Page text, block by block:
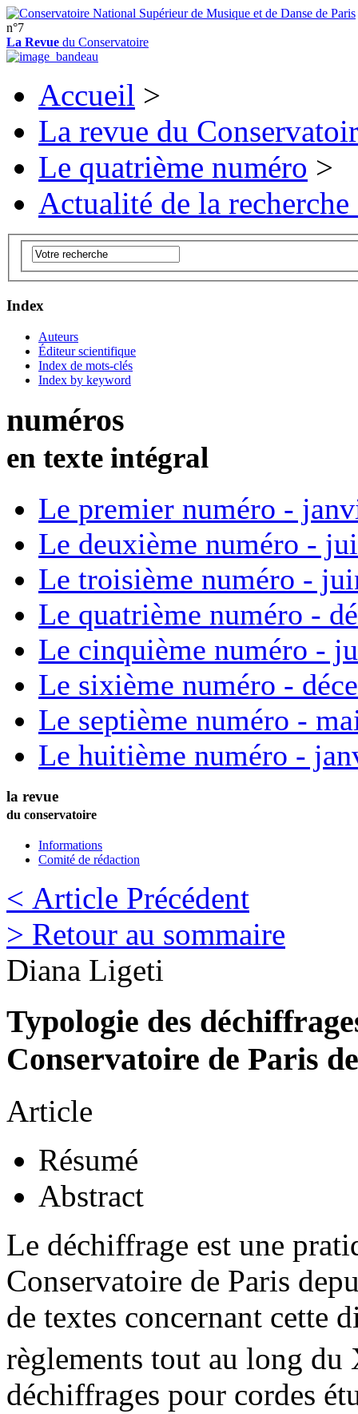
n°7
La Revue du Conservatoire
Accueil >
La revue du
Le quatrième numéro >
Actualité de la
Index
Auteurs
Éditeur scientifique
Index de mots-clés
Index by keyword
numéros
en texte intégral
Le premier numéro -
Le deuxième numéro -
Le troisième numéro -
Le quatrième numéro -
Le cinquième numéro -
Le sixième numéro -
Le septième numéro -
Le huitième numéro -
la revue
du conservatoire
Informations
Comité de rédaction
< Article Précédent
> Retour au sommaire
Diana Ligeti
Typologie des
Conservatoire de Paris
Article
Résumé
Abstract
Le déchiffrage est une
Conservatoire de Paris
de textes concernant cette
règlements tout au long
déchiffrages pour cordes